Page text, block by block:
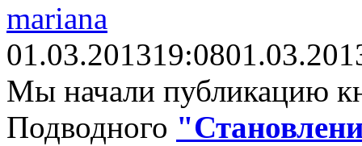
mariana
01.03.201319:08
Мы начали публикацию
Подводного